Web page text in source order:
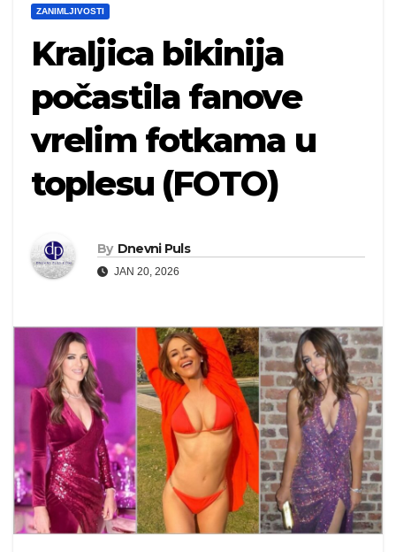
ZANIMLJIVOSTI
Kraljica bikinija
počastila fanove
vrelim fotkama u
toplesu (FOTO)
By Dnevni Puls
JAN 20, 2026